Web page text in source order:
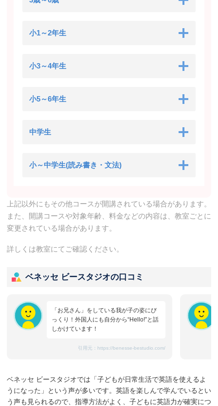
小1～2年生
小3～4年生
小5～6年生
中学生
小～中学生(読み書き・文法)
上記以外にもその他コースが開講されている場合があります。
また、開講コースや対象年齢、料金などの内容は、教室ごとに
変更されている場合があります。
詳しくは教室にてご確認ください。
ベネッセ ビースタジオの口コミ
「お兄さん」をしている我が子の姿にび
っくり！外国人にも自分から“Hello!”と話
しかけています！
引用元： https://benesse-bestudio.com/
ベネッセ ビースタジオでは「子どもが日常生活で英語を使えるよ
うになった」という声が多いです。英語を楽しんで学んでいるとい
う声も見られるので、指導方法がよく、子どもに英語力が確実につ